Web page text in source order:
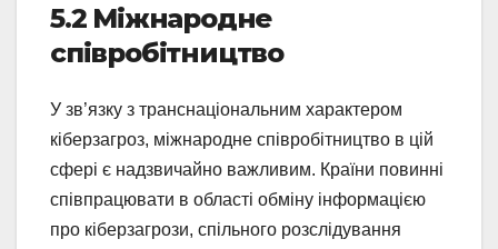
5.2 Міжнародне
співробітництво
У зв’язку з транснаціональним характером
кіберзагроз, міжнародне співробітництво в цій
сфері є надзвичайно важливим. Країни повинні
співпрацювати в області обміну інформацією
про кіберзагрози, спільного розслідування